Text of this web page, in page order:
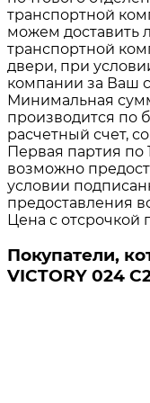
транспортной
можем доставить
транспортной
двери, при
компании за Ваш
Минимальная
производится по
расчетный счет,
Первая партия по
возможно
условии
предоставления
Цена с отсрочкой
Покупатели,
VICTORY 024